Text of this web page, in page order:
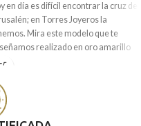
en día es difícil encontrar la cruz de
en Torres Joyeros la
Mira este modelo que te
realizado en oro amarillo
18 kilates, con medidas de 28 x 18
por preciosa silueta de
en su centro, dándole ese toque
original. Pensada para que este